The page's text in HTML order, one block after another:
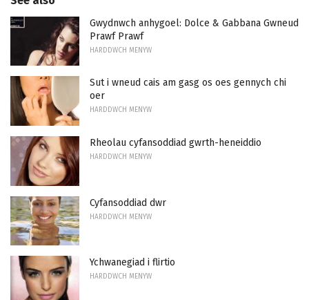
Gwydnwch anhygoel: Dolce & Gabbana Gwneud
Prawf Prawf
HARDDWCH MENYW
Sut i wneud cais am gasg os oes gennych chi
oer
HARDDWCH MENYW
Rheolau cyfansoddiad gwrth-heneiddio
HARDDWCH MENYW
Cyfansoddiad dwr
HARDDWCH MENYW
Ychwanegiad i flirtio
HARDDWCH MENYW